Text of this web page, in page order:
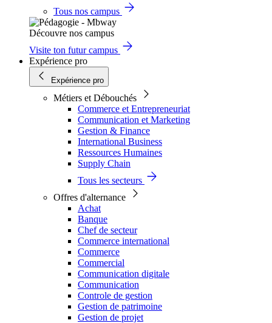
Tous nos campus
Découvre nos campus
Visite ton futur campus
Expérience pro
Expérience pro
Métiers et Débouchés
Commerce et Entrepreneuriat
Communication et Marketing
Gestion & Finance
International Business
Ressources Humaines
Supply Chain
Tous les secteurs
Offres d'alternance
Achat
Banque
Chef de secteur
Commerce international
Commerce
Commercial
Communication digitale
Communication
Controle de gestion
Gestion de patrimoine
Gestion de projet